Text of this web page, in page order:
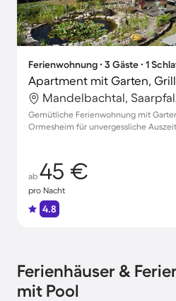
Ferienwohnung ∙ 3 Gäste ∙ 1
Apartment mit Garten,
Mandelbachtal,
Gemütliche Ferienwohnung mit
Ormesheim für unvergessliche
ab 45 €
pro Nacht
4.8
Ferienhäuser &
mit Pool